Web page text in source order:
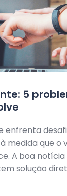
5
enfrenta
medida que o
A boa notícia
solução